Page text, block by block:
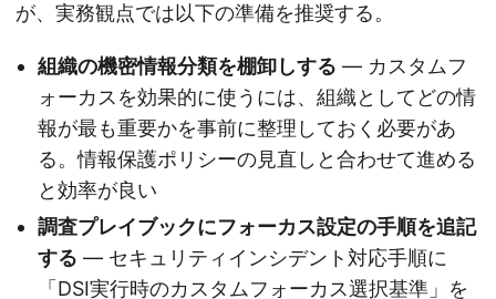
が、実務観点では以下の準備を推奨する。
組織の機密情報分類を棚卸しする — カスタムフ
ォーカスを効果的に使うには、組織としてどの情
報が最も重要かを事前に整理しておく必要があ
る。情報保護ポリシーの見直しと合わせて進める
と効率が良い
調査プレイブックにフォーカス設定の手順を追記
する — セキュリティインシデント対応手順に
「DSI実行時のカスタムフォーカス選択基準」を